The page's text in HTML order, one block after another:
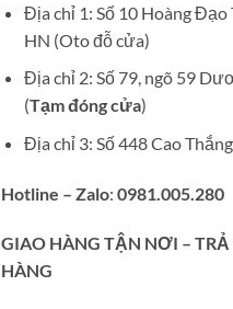
Địa chỉ 1: Số 10 Hoàng Đạo
HN (Oto đỗ cửa)
Địa chỉ 2: Số 79, ngõ 59
(Tạm đóng cửa)
Địa chỉ 3: Số 448 Cao
Hotline – Zalo:0981.005.280
GIAO HÀNG TẬN NƠI –
HÀNG